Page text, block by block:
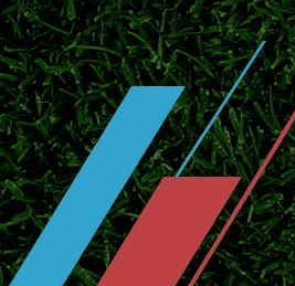
日职联冠军次
盘点J1联赛历
局。
横滨水手开启